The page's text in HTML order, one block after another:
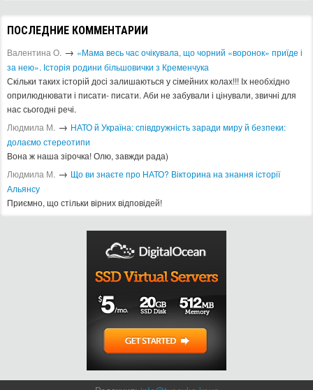
ПОСЛЕДНИЕ КОММЕНТАРИИ
Валентина О. → «Мама весь час очікувала, що чорний «воронок» приїде і
за нею». Історія родини більшовички з Кременчука
Скільки таких історій досі залишаються у сімейних колах!!! Іх необхідно
оприлюднювати і писати- писати. Аби не забували і цінували, звичні для
нас сьогодні речі.
Людмила М. → ​НАТО й Україна: співдружність заради миру й безпеки:
долаємо стереотипи
Вона ж наша зірочка! Олю, завжди рада)
Людмила М. → Що ви знаєте про НАТО? Вікторина на знання історії
Альянсу ​
Приємно, що стільки вірних відповідей!